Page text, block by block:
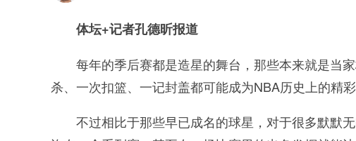
体坛+记者孔德昕报道
每年的季后赛都是造星的舞台，那些本来就是当
杀、一次扣篮、一记封盖都可能成为NBA历史上的精
不过相比于那些早已成名的球星，对于很多默默